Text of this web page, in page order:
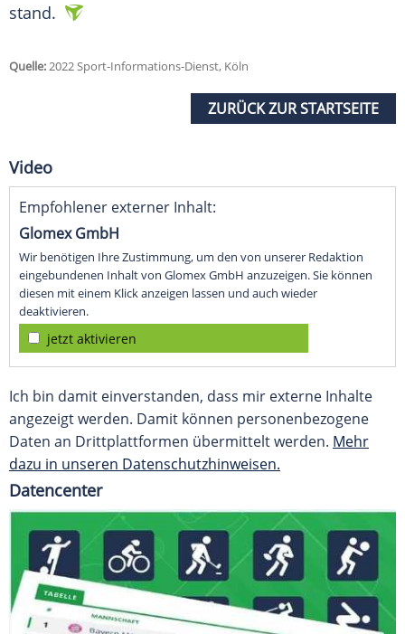
stand.
Quelle:2022 Sport-Informations-Dienst, Köln
ZURÜCK ZUR STARTSEITE
Video
Empfohlener externer Inhalt:
Glomex GmbH
Wir benötigen Ihre Zustimmung, um den von unserer Redaktion
eingebundenen Inhalt von Glomex GmbH anzuzeigen. Sie können
diesen mit einem Klick anzeigen lassen und auch wieder
deaktivieren.
jetzt aktivieren
Ich bin damit einverstanden, dass mir externe Inhalte
angezeigt werden. Damit können personenbezogene
Daten an Drittplattformen übermittelt werden. Mehr
dazu in unseren Datenschutzhinweisen.
Datencenter